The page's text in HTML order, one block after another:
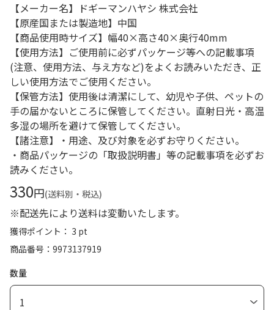
【メーカー名】ドギーマンハヤシ 株式会社
【原産国または製造地】中国
【商品使用時サイズ】幅40×高さ40×奥行40mm
【使用方法】ご使用前に必ずパッケージ等への記載事項
(注意、使用方法、与え方など)をよくお読みいただき、正
しい使用方法でご使用ください。
【保管方法】使用後は清潔にして、幼児や子供、ペットの
手の届かないところに保管してください。直射日光・高温
多湿の場所を避けて保管してください。
【諸注意】・用途、及び対象を必ずお守りください。
・商品パッケージの「取扱説明書」等の記載事項を必ずお
読みください。
330円(送料別・税込)
※配送先により送料は変動いたします。
獲得ポイント： 3 pt
商品番号
9973137919
数量
1